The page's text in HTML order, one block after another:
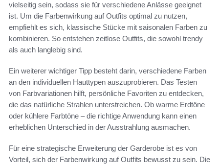
vielseitig sein, sodass sie für verschiedene Anlässe geeignet
ist. Um die Farbenwirkung auf Outfits optimal zu nutzen,
empfiehlt es sich, klassische Stücke mit saisonalen Farben zu
kombinieren. So entstehen zeitlose Outfits, die sowohl trendy
als auch langlebig sind.
Ein weiterer wichtiger Tipp besteht darin, verschiedene Farben
an den individuellen Hauttypen auszuprobieren. Das Testen
von Farbvariationen hilft, persönliche Favoriten zu entdecken,
die das natürliche Strahlen unterstreichen. Ob warme Erdtöne
oder kühlere Farbtöne – die richtige Anwendung kann einen
erheblichen Unterschied in der Ausstrahlung ausmachen.
Für eine strategische Erweiterung der Garderobe ist es von
Vorteil, sich der Farbenwirkung auf Outfits bewusst zu sein. Die